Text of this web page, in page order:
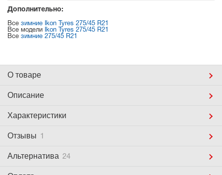
Дополнительно:
Все зимние Ikon Tyres 275/45 R21
Все модели
Ikon Tyres 275/45 R21
Все зимние 275/45 R21
О товаре
Описание
Характеристики
Отзывы 1
Альтернатива 24